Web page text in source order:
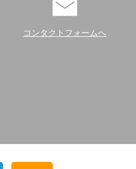
コンタクトフォームへ